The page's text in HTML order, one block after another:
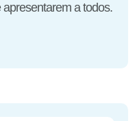
a todos.